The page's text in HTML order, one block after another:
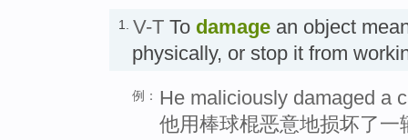
1. V-T To damage an object
physically, or stop it from
例： He maliciously damaged a
他用棒球棍恶意地损坏了一